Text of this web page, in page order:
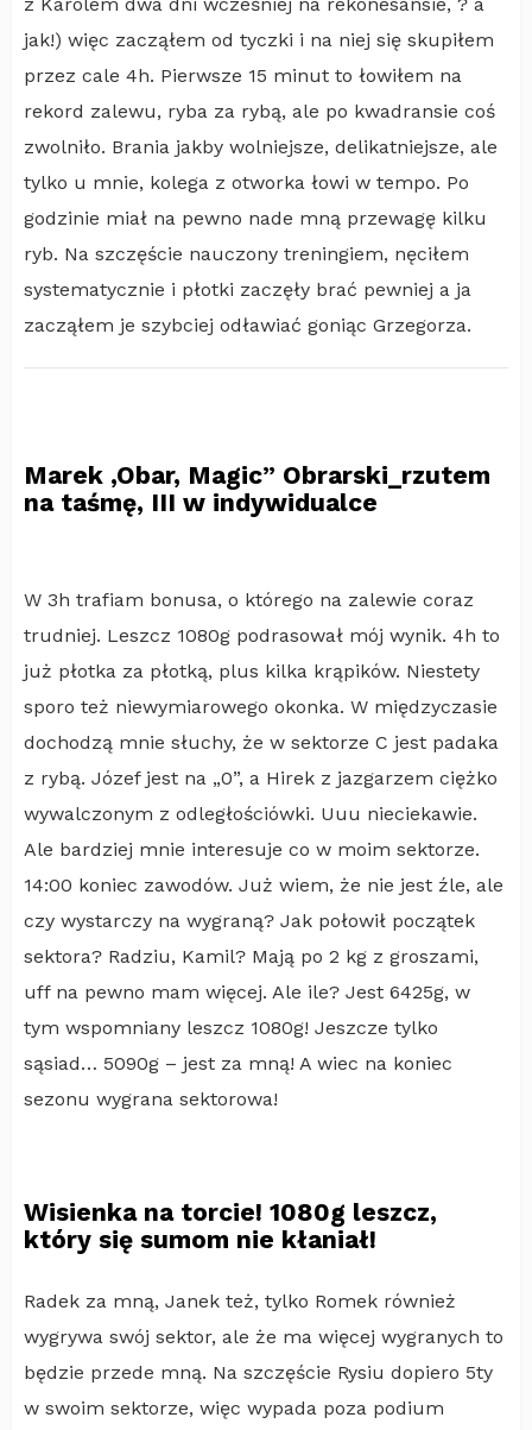
jak!) więc zacząłem od tyczki i na niej się skupiłem
przez cale 4h. Pierwsze 15 minut to łowiłem na
rekord zalewu, ryba za rybą, ale po kwadransie coś
zwolniło. Brania jakby wolniejsze, delikatniejsze, ale
tylko u mnie, kolega z otworka łowi w tempo. Po
godzinie miał na pewno nade mną przewagę kilku
ryb. Na szczęście nauczony treningiem, nęciłem
systematycznie i płotki zaczęły brać pewniej a ja
zacząłem je szybciej odławiać goniąc Grzegorza.
Marek ‚Obar, Magic” Obrarski_rzutem
na taśmę, III w indywidualce
W 3h trafiam bonusa, o którego na zalewie coraz
trudniej. Leszcz 1080g podrasował mój wynik. 4h to
już płotka za płotką, plus kilka krąpików. Niestety
sporo też niewymiarowego okonka. W międzyczasie
dochodzą mnie słuchy, że w sektorze C jest padaka
z rybą. Józef jest na „0”, a Hirek z jazgarzem ciężko
wywalczonym z odległościówki. Uuu nieciekawie.
Ale bardziej mnie interesuje co w moim sektorze.
14:00 koniec zawodów. Już wiem, że nie jest źle, ale
czy wystarczy na wygraną? Jak połowił początek
sektora? Radziu, Kamil? Mają po 2 kg z groszami,
uff na pewno mam więcej. Ale ile? Jest 6425g, w
tym wspomniany leszcz 1080g! Jeszcze tylko
sąsiad… 5090g – jest za mną! A wiec na koniec
sezonu wygrana sektorowa!
Wisienka na torcie! 1080g leszcz,
który się sumom nie kłaniał!
Radek za mną, Janek też, tylko Romek również
wygrywa swój sektor, ale że ma więcej wygranych to
będzie przede mną. Na szczęście Rysiu dopiero 5ty
w swoim sektorze, więc wypada poza podium